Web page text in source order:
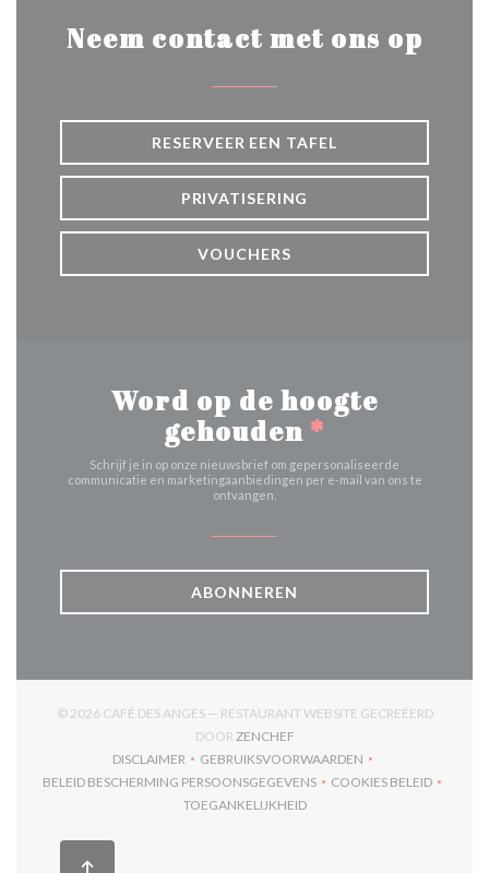
Neem contact met ons op
RESERVEER EEN TAFEL
PRIVATISERING
VOUCHERS
Word op de hoogte
gehouden *
Schrijf je in op onze nieuwsbrief om gepersonaliseerde
communicatie en marketingaanbiedingen per e-mail van ons te
ontvangen.
ABONNEREN
© 2026 CAFÉ DES ANGES — RESTAURANT WEBSITE GECREËERD
DOOR ZENCHEF((OPENT IN EEN NIEUW
DISCLAIMER
((OPENT IN EEN NIEUW VENSTER))
GEBRUIKSVOORWAARDEN
((OPENT IN EEN NIEUW
BELEID BESCHERMING PERSOONSGEGEVENS
((OPENT IN EEN NIEUW VENSTER))
COOKIES BELEID
((OPENT IN EEN
TOEGANKELIJKHEID
((OPENT IN EEN NIEUW VENSTER))